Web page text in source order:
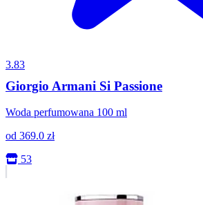
3.83
Giorgio Armani Si Passione
Woda perfumowana 100 ml
od 369.0 zł
53